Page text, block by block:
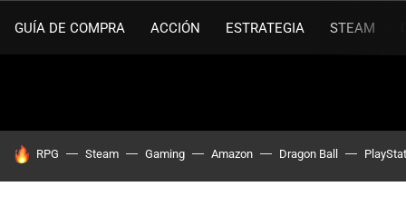
GUÍA DE COMPRA ACCIÓN ESTRATEGIA STEAM
HOY SE HABLA DE
RPG Steam Gaming Amazon Dragon Ball